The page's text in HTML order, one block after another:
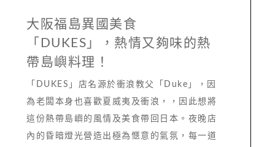
大阪福島異國美食
「DUKES」，熱情又夠味的熱
帶島嶼料理！
「DUKES」店名源於衝浪教父「Duke」，因
為老闆本身也喜歡夏威夷及衝浪，，因此想將
這份熱帶島嶼的風情及美食帶回日本。夜晚店
內的昏暗燈光營造出極為愜意的氣氛，每一道